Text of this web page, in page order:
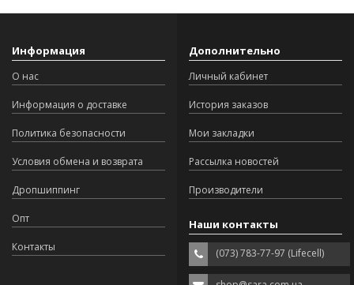
Информация
О нас
Информация о доставке
Политика безопасности
Условия обмена и возврата
Дропшиппинг
Опт
Контакты
Дополнительно
Личный кабинет
История заказов
Мои закладки
Рассылка новостей
Производители
Наши контакты
(073) 783-77-97 (Lifecell)